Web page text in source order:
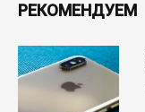
РЕКОМЕНДУЕМ